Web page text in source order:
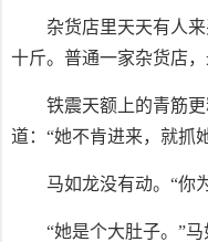
杂货店里天天有人
十斤。普通一家杂货店
铁震天额上的青筋
道：“她不肯进来，就抓
马如龙没有动。“你
“她是个大肚子。”